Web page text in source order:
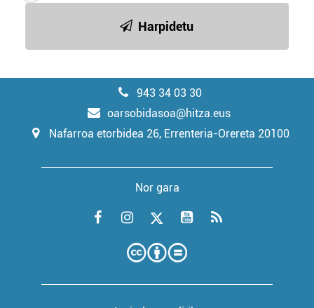
Harpidetu
943 34 03 30
oarsobidasoa@hitza.eus
Nafarroa etorbidea 26, Errenteria-Orereta 20100
Nor gara